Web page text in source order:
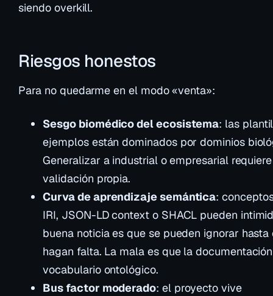
siendo overkill.
Riesgos honestos
Para no quedarme en el modo «venta»:
Sesgo biomédico del ecosistema: las
ejemplos están dominados por dominios
Generalizar a industrial o empresarial requiere
validación propia.
Curva de aprendizaje semántica:
IRI, JSON-LD context o SHACL pueden
buena noticia es que se pueden ignorar hasta
hagan falta. La mala es que la
vocabulario ontológico.
Bus factor moderado: el proyecto vive